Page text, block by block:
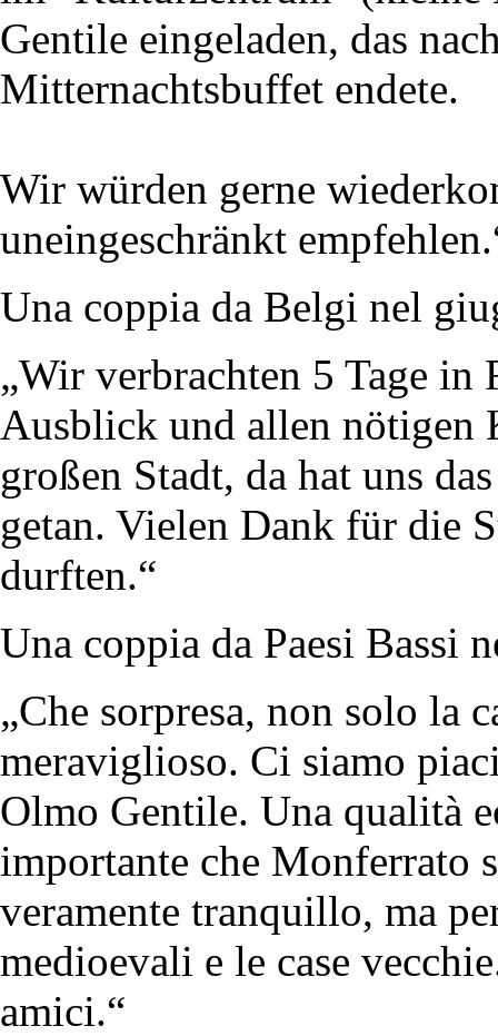
Gentile eingeladen, das
Mitternachtsbuffet endete.
Wir würden gerne
uneingeschränkt
Una coppia da Belgi nel
„Wir verbrachten 5 Tage in
Ausblick und allen nötigen
großen Stadt, da hat uns
getan. Vielen Dank für die
durften.“
Una coppia da Paesi Bassi
„Che sorpresa, non solo la
meraviglioso. Ci siamo
Olmo Gentile. Una qualità
importante che Monferrato
veramente tranquillo, ma
medioevali e le case
amici.“